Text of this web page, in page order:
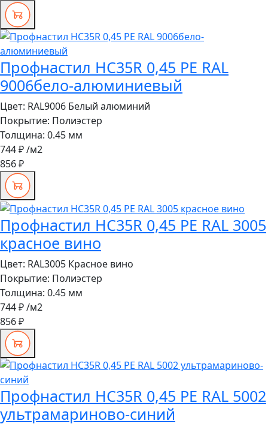
Профнастил HC35R 0,45 PE RAL
9006бело-алюминиевый
Цвет: RAL9006 Белый алюминий
Покрытие: Полиэстер
Толщина: 0.45 мм
744 ₽/м2
856 ₽
Профнастил HC35R 0,45 PE RAL 3005
красное вино
Цвет: RAL3005 Красное вино
Покрытие: Полиэстер
Толщина: 0.45 мм
744 ₽/м2
856 ₽
Профнастил HC35R 0,45 PE RAL 5002
ультрамариново-синий